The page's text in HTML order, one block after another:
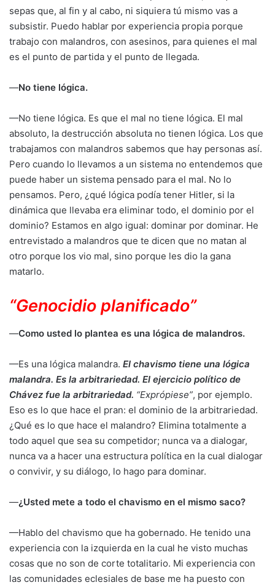
sepas que, al fin y al cabo, ni siquiera tú mismo vas a
subsistir. Puedo hablar por experiencia propia porque
trabajo con malandros, con asesinos, para quienes el mal
es el punto de partida y el punto de llegada.
—No tiene lógica.
—No tiene lógica. Es que el mal no tiene lógica. El mal
absoluto, la destrucción absoluta no tienen lógica. Los que
trabajamos con malandros sabemos que hay personas así.
Pero cuando lo llevamos a un sistema no entendemos que
puede haber un sistema pensado para el mal. No lo
pensamos. Pero, ¿qué lógica podía tener Hitler, si la
dinámica que llevaba era eliminar todo, el dominio por el
dominio? Estamos en algo igual: dominar por dominar. He
entrevistado a malandros que te dicen que no matan al
otro porque los vio mal, sino porque les dio la gana
matarlo.
“Genocidio planificado”
—Como usted lo plantea es una lógica de malandros.
—Es una lógica malandra. El chavismo tiene una lógica
malandra. Es la arbitrariedad. El ejercicio político de
Chávez fue la arbitrariedad. “Exprópiese”, por ejemplo.
Eso es lo que hace el pran: el dominio de la arbitrariedad.
¿Qué es lo que hace el malandro? Elimina totalmente a
todo aquel que sea su competidor; nunca va a dialogar,
nunca va a hacer una estructura política en la cual dialogar
o convivir, y su diálogo, lo hago para dominar.
—¿Usted mete a todo el chavismo en el mismo saco?
—Hablo del chavismo que ha gobernado. He tenido una
experiencia con la izquierda en la cual he visto muchas
cosas que no son de corte totalitario. Mi experiencia con
las comunidades eclesiales de base me ha puesto con